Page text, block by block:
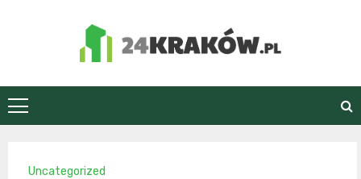
24Kraków.pl
Uncategorized